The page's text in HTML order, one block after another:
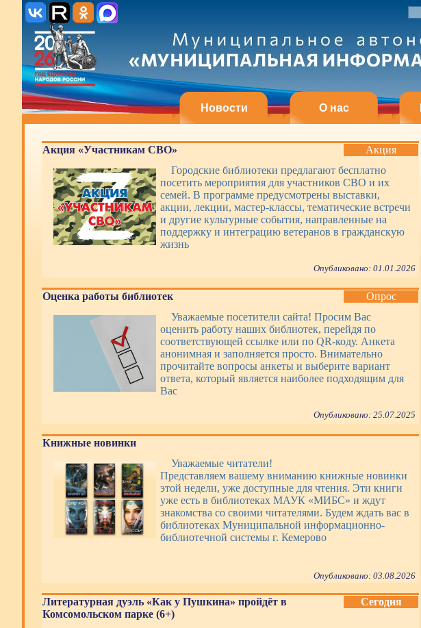
Новости О нас
Акция «Участникам СВО»
Акция
Городские библиотеки предлагают бесплатно
посетить мероприятия для участников СВО и их
семей. В программе предусмотрены выставки,
акции, лекции, мастер-классы, тематические встречи
и другие культурные события, направленные на
поддержку и интеграцию ветеранов в гражданскую
жизнь
Опубликовано: 01.01.2026
Оценка работы библиотек
Опрос
Уважаемые посетители сайта! Просим Вас
оценить работу наших библиотек, перейдя по
соответствующей ссылке или по QR-коду. Анкета
анонимная и заполняется просто. Внимательно
прочитайте вопросы анкеты и выберите вариант
ответа, который является наиболее подходящим для
Вас
Опубликовано: 25.07.2025
Книжные новинки
Уважаемые читатели!
Представляем вашему вниманию книжные новинки
этой недели, уже доступные для чтения. Эти книги
уже есть в библиотеках МАУК «МИБС» и ждут
знакомства со своими читателями. Будем ждать вас в
библиотеках Муниципальной информационно-
библиотечной системы г. Кемерово
Опубликовано: 03.08.2026
Литературная дуэль «Как у Пушкина» пройдёт в
Комсомольском парке (6+)
Сегодня